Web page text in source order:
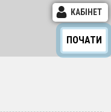
КАБІНЕТ
ПОЧАТИ